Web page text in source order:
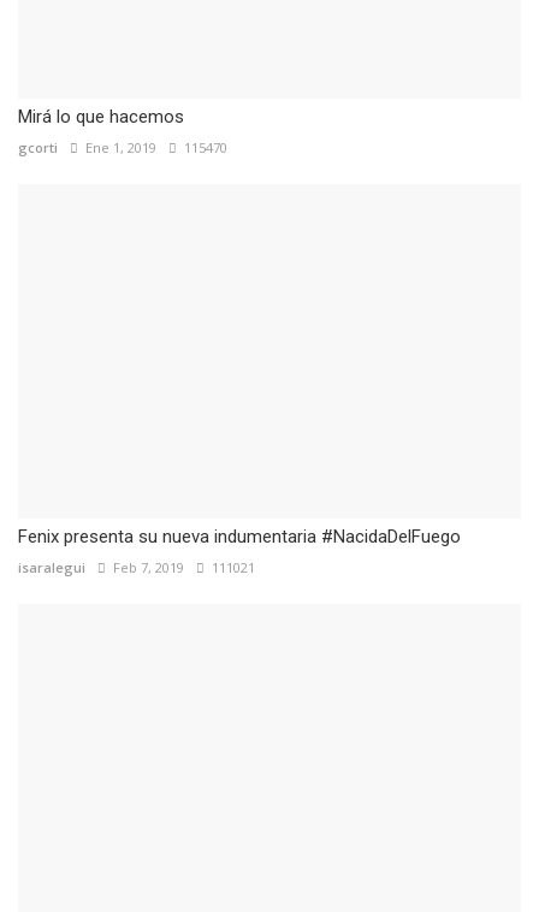
Mirá lo que hacemos
gcorti Ene 1, 2019 115470
Fenix presenta su nueva indumentaria #NacidaDelFuego
isaralegui Feb 7, 2019 111021